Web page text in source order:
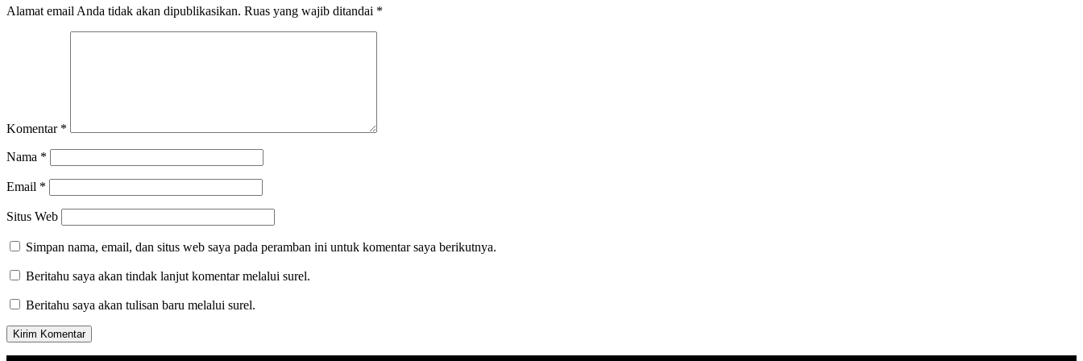
Alamat email Anda tidak akan dipublikasikan. Ruas yang wajib ditandai *
Komentar *
Nama *
Email *
Situs Web
Simpan nama, email, dan situs web saya pada peramban ini untuk komentar saya berikutnya.
Beritahu saya akan tindak lanjut komentar melalui surel.
Beritahu saya akan tulisan baru melalui surel.